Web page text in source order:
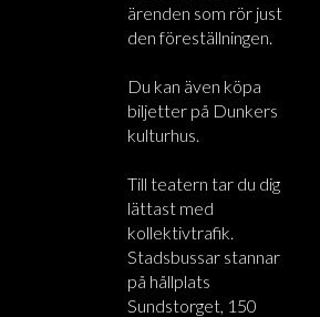
ärenden som rör just
den föreställningen.
Du kan även köpa
biljetter på Dunkers
kulturhus.
Till teatern tar du dig
lättast med
kollektivtrafik.
Stadsbussar stannar
på hållplats
Sundstorget, 150